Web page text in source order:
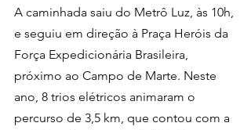
A caminhada saiu do Metrô Luz, às 10h,
e seguiu em direção à Praça Heróis da
Força Expedicionária Brasileira,
próximo ao Campo de Marte. Neste
ano, 8 trios elétricos animaram o
percurso de 3,5 km, que contou com a